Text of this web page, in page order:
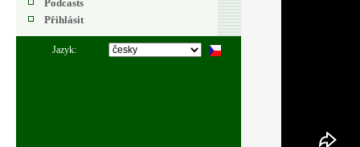
Podcasts
Přihlásit
Jazyk: